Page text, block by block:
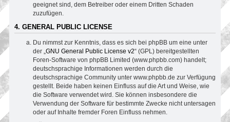
geeignet sind, dem Betreiber oder einem Dritten Schaden
zuzufügen.
4. GENERAL PUBLIC LICENSE
Du nimmst zur Kenntnis, dass es sich bei phpBB um eine unter
der „GNU General Public License v2“ (GPL) bereitgestellten
Foren-Software von phpBB Limited (www.phpbb.com) handelt;
deutschsprachige Informationen werden durch die
deutschsprachige Community unter www.phpbb.de zur Verfügung
gestellt. Beide haben keinen Einfluss auf die Art und Weise, wie
die Software verwendet wird. Sie können insbesondere die
Verwendung der Software für bestimmte Zwecke nicht untersagen
oder auf Inhalte fremder Foren Einfluss nehmen.